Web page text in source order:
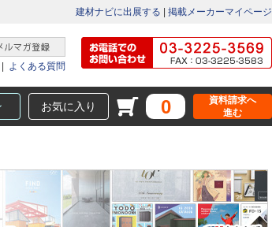
建材ナビに出展する 掲載メーカーマイページ
よくある質問
お気に入り 0
資料請求へ
進む